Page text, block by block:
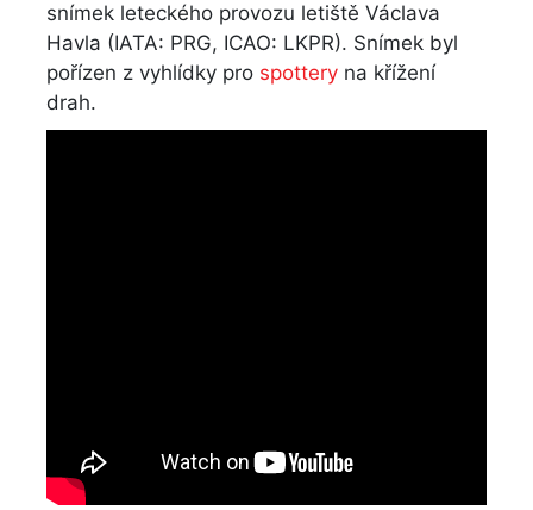
snímek leteckého provozu letiště Václava
Havla (IATA: PRG, ICAO: LKPR). Snímek byl
pořízen z vyhlídky pro spottery na křížení
drah.